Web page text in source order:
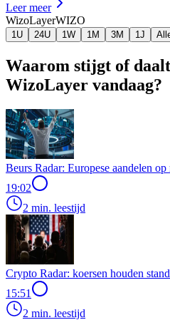
Leer meer
WizoLayerWIZO
1U 24U 1W 1M 3M 1J
Waarom stijgt of
WizoLayer vandaag?
Beurs Radar: Europese aandelen
19:02
2 min. leestijd
Crypto Radar: koersen houden
15:51
2 min. leestijd